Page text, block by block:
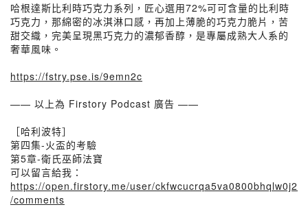
哈根達斯比利時巧克力系列，匠心選用72%可可含量的比利時
巧克力，那綿密的冰淇淋口感，再加上薄脆的巧克力脆片，苦
甜交織，完美呈現黑巧克力的濃郁香醇，是專屬成熟大人系的
奢華風味。
https://fstry.pse.is/9emn2c
—— 以上為 Firstory Podcast 廣告 ——
［哈利波特］
第四集-火盃的考驗
第5章-衛氏巫師法寶
可以留言給我：
https://open.firstory.me/user/ckfwcucrqa5va0800bhqlw0j2
/comments